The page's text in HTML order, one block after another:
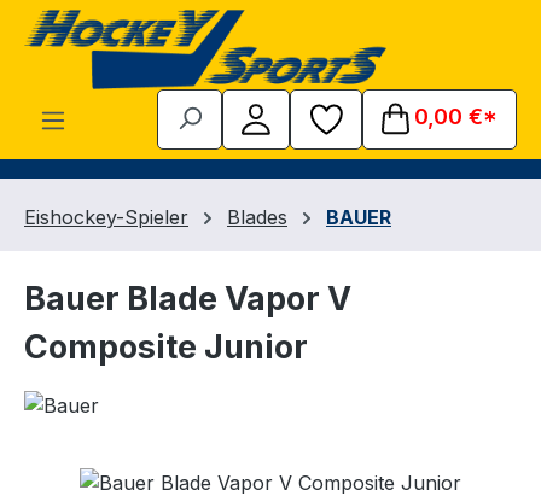
Zum Hauptinhalt springen
0,00 €*
Eishockey-Spieler Blades BAUER
Bauer Blade Vapor V
Composite Junior
Bildergalerie überspringen